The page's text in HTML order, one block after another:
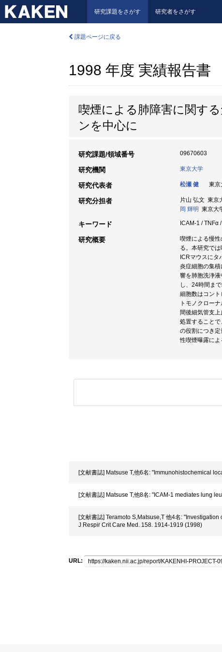
研究課題をさがす 研究者をさがす
課題ページに戻る
1998 年度 実績報告書
喫煙による肺障害に関す
ンを中心に
研究課題/領域番号 09670603
研究機関 東京大学
研究代表者 松瀬 健 東京
研究分担者
片山 弘文 東京
岡 輝明 東京大
キーワード ICAM-1 / TNFα
研究概要
喫煙による慢
る。本研究で
ICRマウスに
炎症細胞の集
響を肺胞洗浄
し、24時間ま
細胞数はコン
トモノクロー
間後細気管支
処置すること
の役割につき
性喫煙曝露に
[文献書誌] Matsuse T,他6名: "Immunohistochemical
[文献書誌] Matsuse T,他8名: "ICAM-1 mediates lung
[文献書誌] Teramoto S,Matsuse,T 他4名:
J Respir Crit Care Med. 158. 1914-1919 (1998)
URL: